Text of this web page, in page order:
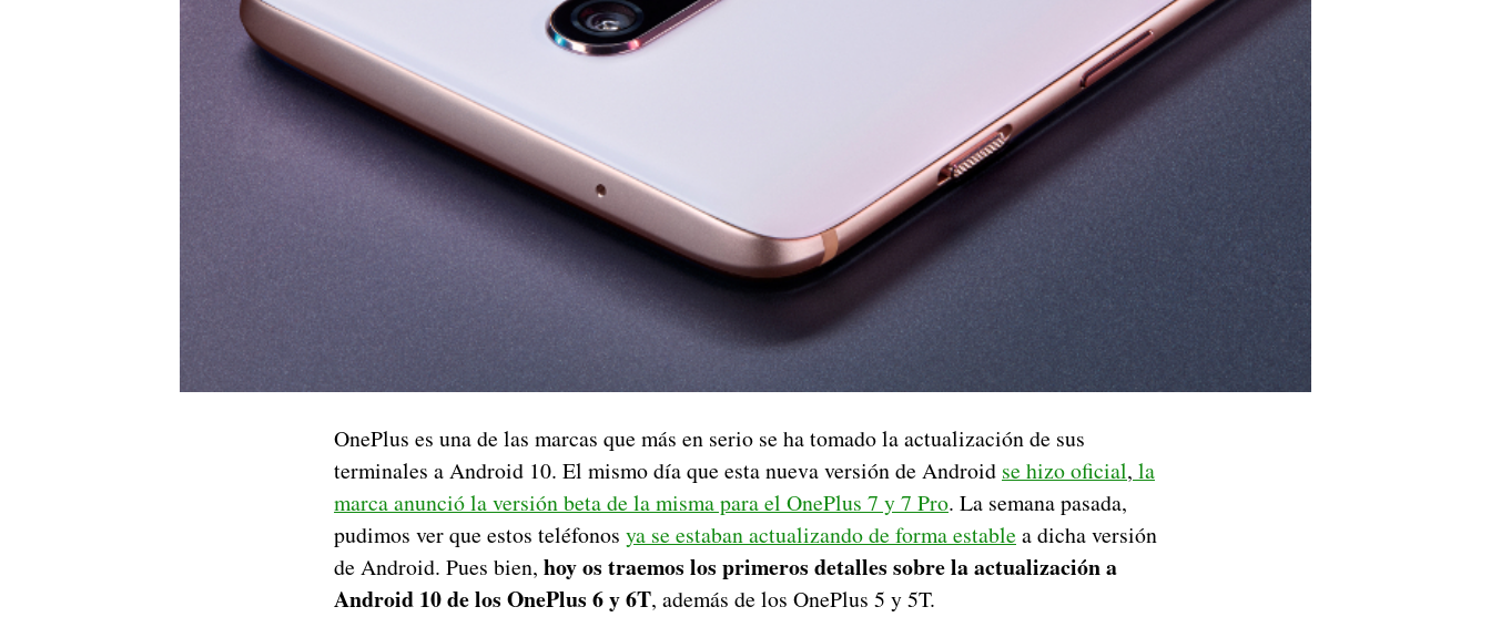
OnePlus es una de las marcas que más en serio se ha tomado la actualización de sus
terminales a Android 10. El mismo día que esta nueva versión de Android se hizo oficial, la
marca anunció la versión beta de la misma para el OnePlus 7 y 7 Pro. La semana pasada,
pudimos ver que estos teléfonos ya se estaban actualizando de forma estable a dicha versión
de Android. Pues bien, hoy os traemos los primeros detalles sobre la actualización a
Android 10 de los OnePlus 6 y 6T, además de los OnePlus 5 y 5T.